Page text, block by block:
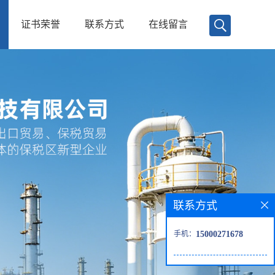
证书荣誉 联系方式 在线留言
联系方式
手机： 15000271678